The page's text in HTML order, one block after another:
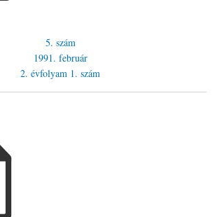
5. szám
1991. február
2. évfolyam 1. szám